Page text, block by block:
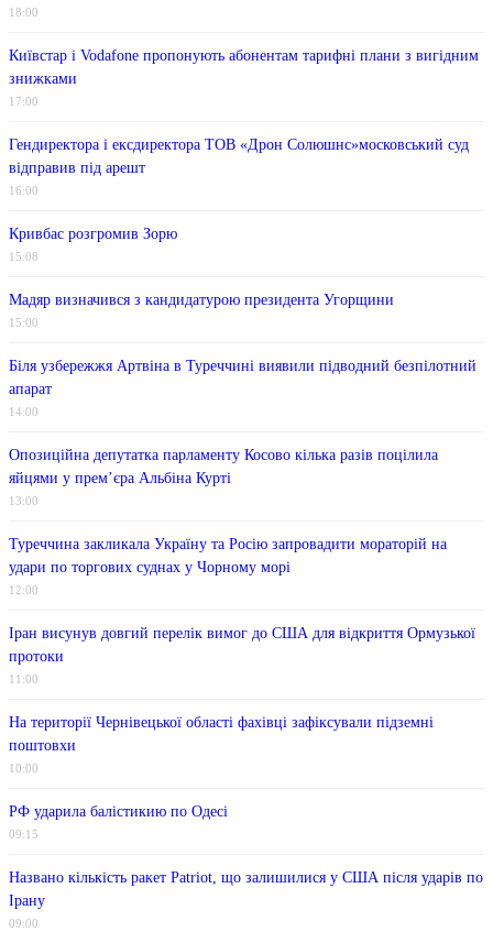
18:00
Київстар і Vodafone пропонують абонентам тарифні плани з вигідним
знижками
17:00
Гендиректора і ексдиректора ТОВ «Дрон Солюшнс»московський суд
відправив під арешт
16:00
Кривбас розгромив Зорю
15:08
Мадяр визначився з кандидатурою президента Угорщини
15:00
Біля узбережжя Артвіна в Туреччині виявили підводний безпілотний
апарат
14:00
Опозиційна депутатка парламенту Косово кілька разів поцілила
яйцями у прем’єра Альбіна Курті
13:00
Туреччина закликала Україну та Росію запровадити мораторій на
удари по торгових суднах у Чорному морі
12:00
Іран висунув довгий перелік вимог до США для відкриття Ормузької
протоки
11:00
На території Чернівецької області фахівці зафіксували підземні
поштовхи
10:00
РФ ударила балістикию по Одесі
09:15
Названо кількість ракет Patriot, що залишилися у США після ударів по
Ірану
09:00